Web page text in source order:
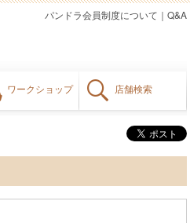
ワークショップ 店舗検索
Q&A
｜
パンドラ会員制度について